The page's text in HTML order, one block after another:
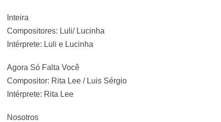
Inteira
Compositores: Luli/ Lucinha
Intérprete: Luli e Lucinha
Agora Só Falta Você
Compositor: Rita Lee / Luis Sérgio
Intérprete: Rita Lee
Nosotros